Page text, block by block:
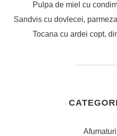
Pulpa de miel cu
Sandvis cu dovlecei,
Tocana cu ardei copt,
Afumaturi